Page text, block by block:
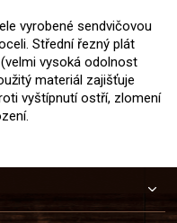
vyrobené sendvičovou
Střední řezný plát
vysoká odolnost
materiál zajišťuje
vyštípnutí ostří, zlomení